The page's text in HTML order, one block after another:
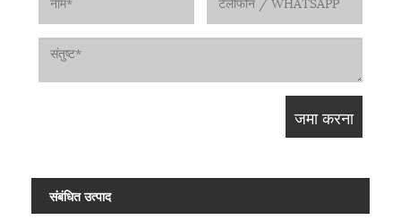
संबंधित उत्पाद